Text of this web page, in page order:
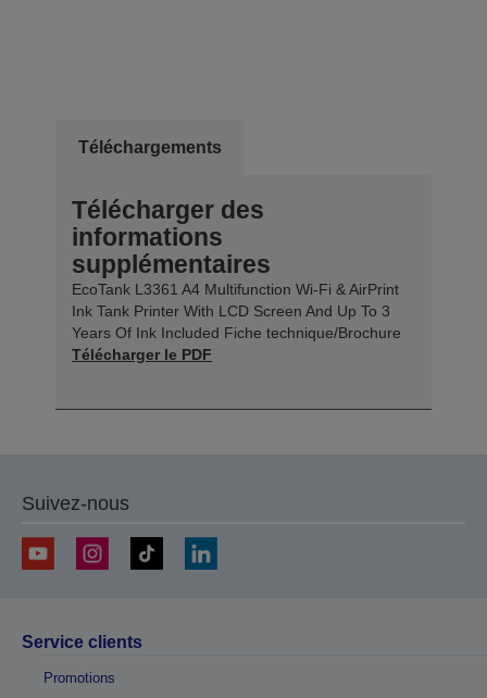
Téléchargements
Télécharger des
informations
supplémentaires
EcoTank L3361 A4 Multifunction Wi-Fi & AirPrint
Ink Tank Printer With LCD Screen And Up To 3
Years Of Ink Included Fiche technique/Brochure
Télécharger le PDF
Suivez-nous
Service clients
Promotions